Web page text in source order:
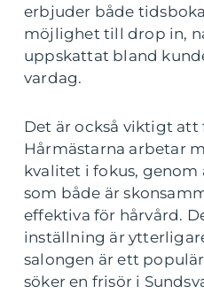
erbjuder både
möjlighet till drop in,
uppskattat bland
vardag.
Det är också viktigt
Hårmästarna arbetar
kvalitet i fokus,
som både är
effektiva för hårvård.
inställning är
salongen är ett
söker en frisör i